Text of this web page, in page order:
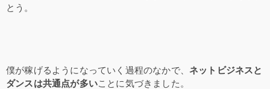
とう。
僕が稼げるようになっていく過程のなかで、 ネットビジネスと
ダンスは共通点が多いことに気づきました。